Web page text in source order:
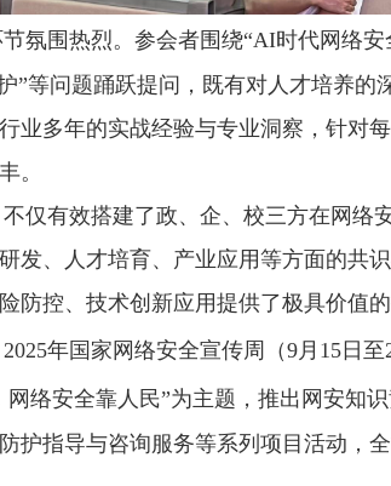
氛围热烈。参会者围绕“AI时代网络安
”等问题踊跃提问，既有对人才培养的
业多年的实战经验与专业洞察，针对
。
仅有效搭建了政、企、校三方在网络
发、人才培育、产业应用等方面的共
防控、技术创新应用提供了极具价值
2025年国家网络安全宣传周（9月 15 日至
络安全靠人民”为主题，推出网安知识
护指导与咨询服务等系列项目活动，